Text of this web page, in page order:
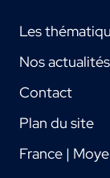
Les
Nos actualités
Contact
Plan du site
France |